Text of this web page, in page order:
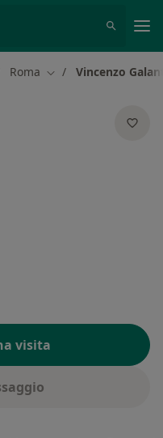
Roma Cambia città
Vincenzo
visita